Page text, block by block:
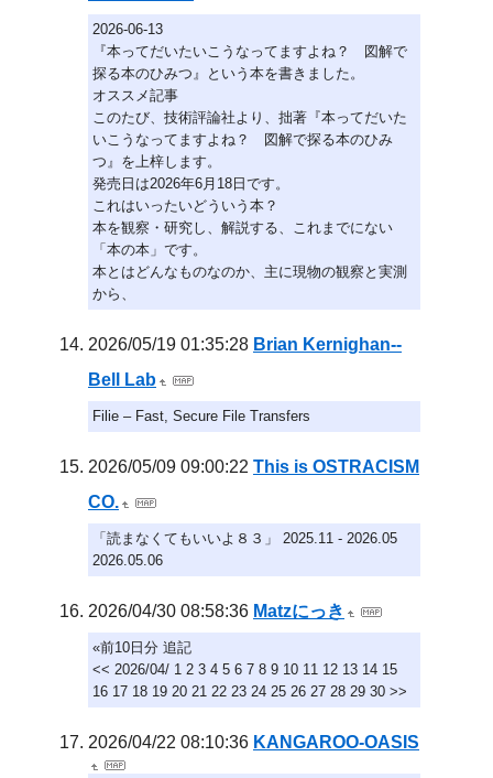
2026-06-13
『本ってだいたいこうなってますよね？ 図解で
探る本のひみつ』という本を書きました。
オススメ記事
このたび、技術評論社より、拙著『本ってだいた
いこうなってますよね？ 図解で探る本のひみ
つ』を上梓します。
発売日は2026年6月18日です。
これはいったいどういう本？
本を観察・研究し、解説する、これまでにない
「本の本」です。
本とはどんなものなのか、主に現物の観察と実測
から、
2026/05/19 01:35:28 Brian Kernighan--
Bell Lab
Filie – Fast, Secure File Transfers
2026/05/09 09:00:22 This is OSTRACISM
CO.
「読まなくてもいいよ８３」 2025.11 - 2026.05
2026.05.06
2026/04/30 08:58:36 Matzにっき
«前10日分 追記
<< 2026/04/ 1 2 3 4 5 6 7 8 9 10 11 12 13 14 15
16 17 18 19 20 21 22 23 24 25 26 27 28 29 30 >>
2026/04/22 08:10:36 KANGAROO-OASIS